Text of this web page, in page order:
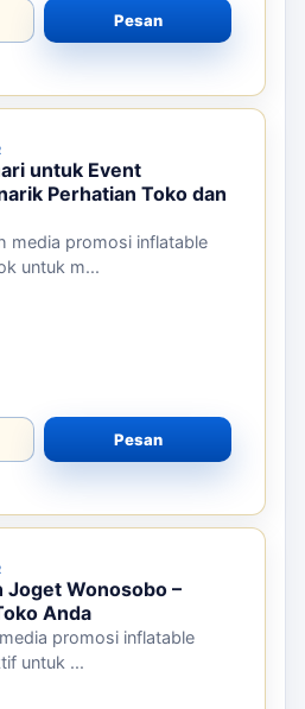
Pesan
untuk Event
Perhatian Toko dan
media promosi inflatable
untuk m...
Rp2.000.000.
Rp1.000.000.
Pesan